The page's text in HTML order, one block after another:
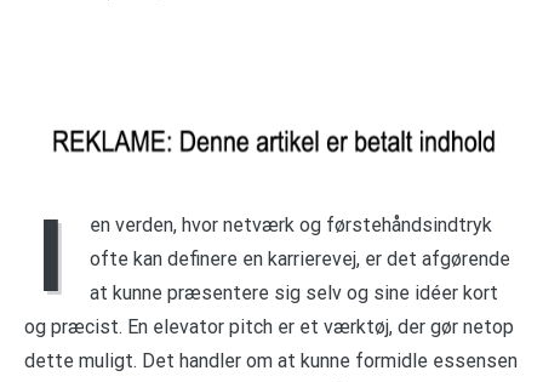
I
en verden, hvor netværk og førstehåndsindtryk
ofte kan definere en karrierevej, er det afgørende
at kunne præsentere sig selv og sine idéer kort
og præcist. En elevator pitch er et værktøj, der gør netop
dette muligt. Det handler om at kunne formidle essensen